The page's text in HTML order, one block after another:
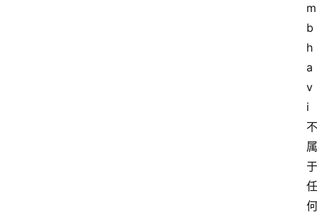
m
b
h
a
v
i
不
属
于
任
何